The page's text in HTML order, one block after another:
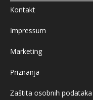
Kontakt
Impressum
Marketing
Priznanja
Zaštita osobnih podataka